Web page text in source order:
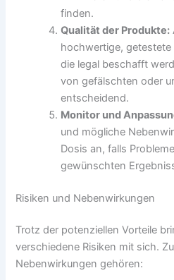
finden.
Qualität der Produkte:
hochwertige,
die legal beschafft
von gefälschten oder
entscheidend.
Monitor und
und mögliche
Dosis an, falls
gewünschten
Risiken und Nebenwirkungen
Trotz der potenziellen Vorteile
verschiedene Risiken mit sich.
Nebenwirkungen gehören: